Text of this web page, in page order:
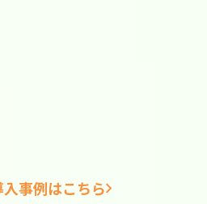
入事例はこちら